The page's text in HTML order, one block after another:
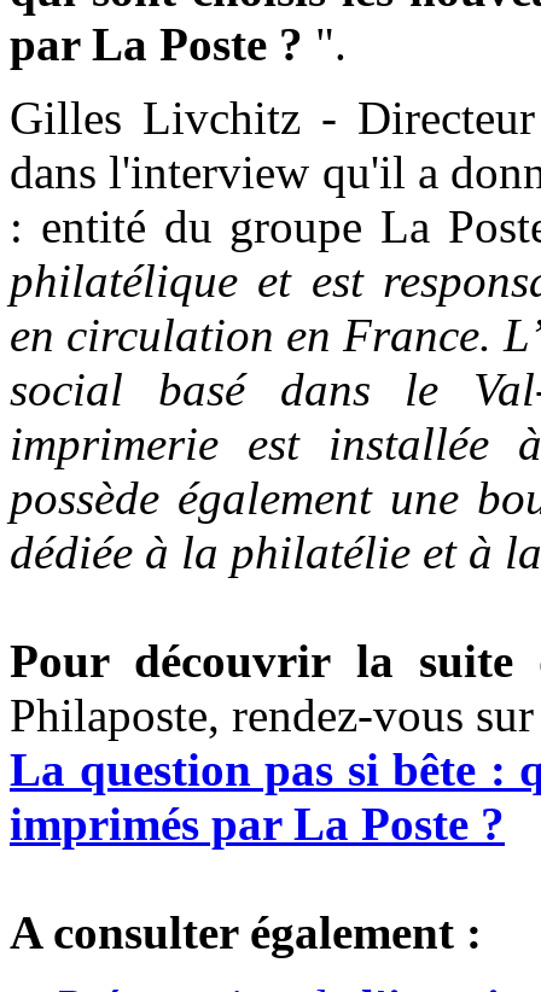
par La Poste ? ".
Gilles Livchitz -
dans l'interview qu'il a
: entité du groupe La
philatélique et est
en circulation en France.
social basé dans le
imprimerie est installée
possède également une
dédiée à la philatélie et à
Pour découvrir la suite
Philaposte, rendez-vous
La question pas si bête :
imprimés par La Poste ?
A consulter également :